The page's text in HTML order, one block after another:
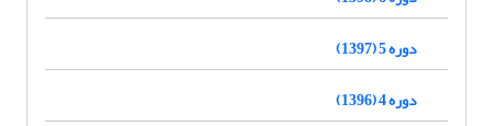
دوره 5 (1397)
دوره 4 (1396)